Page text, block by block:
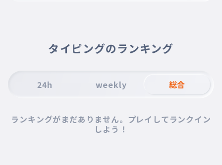
タイピングのランキング
24h weekly 総合
ランキングがまだありません。プレイしてランクイン
しよう！